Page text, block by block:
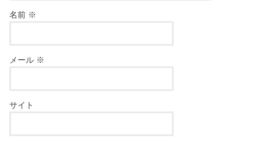
名前 ※
メール ※
サイト